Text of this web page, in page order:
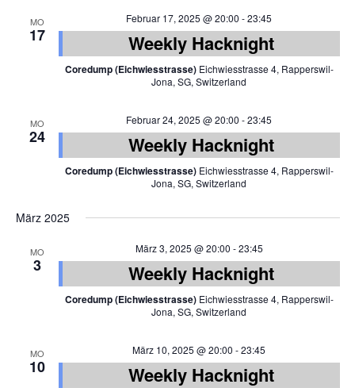
MO
17
Februar 17, 2025 @ 20:00 -23:45
Weekly Hacknight
Coredump (Eichwiesstrasse) Eichwiesstrasse 4, Rapperswil-
Jona, SG, Switzerland
MO
24
Februar 24, 2025 @ 20:00 -23:45
Weekly Hacknight
Coredump (Eichwiesstrasse) Eichwiesstrasse 4, Rapperswil-
Jona, SG, Switzerland
März 2025
MO
3
März 3, 2025 @ 20:00 -23:45
Weekly Hacknight
Coredump (Eichwiesstrasse) Eichwiesstrasse 4, Rapperswil-
Jona, SG, Switzerland
MO
10
März 10, 2025 @ 20:00 -23:45
Weekly Hacknight